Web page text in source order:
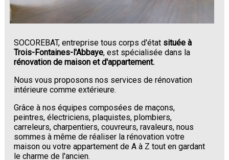
SOCOREBAT, entreprise tous corps d'état située à
Trois-Fontaines-l'Abbaye, est spécialisée dans la
rénovation de maison et d'appartement.
Nous vous proposons nos services de rénovation
intérieure comme extérieure.
Grâce à nos équipes composées de maçons,
peintres, électriciens, plaquistes, plombiers,
carreleurs, charpentiers, couvreurs, ravaleurs, nous
sommes à même de réaliser la rénovation votre
maison ou votre appartement de A à Z tout en gardant
le charme de l'ancien.